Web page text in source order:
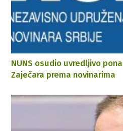
NUNS osudio uvredljivo
Zaječara prema novinarima